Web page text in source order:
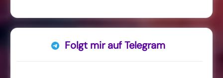
Folgt mir auf Telegram